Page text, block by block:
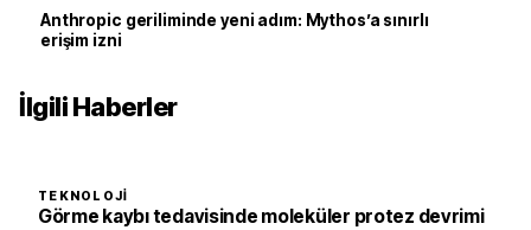
Anthropic geriliminde yeni adım: Mythos’a sınırlı
erişim izni
İlgili Haberler
TEKNOLOJI
Görme kaybı tedavisinde moleküler protez devrimi